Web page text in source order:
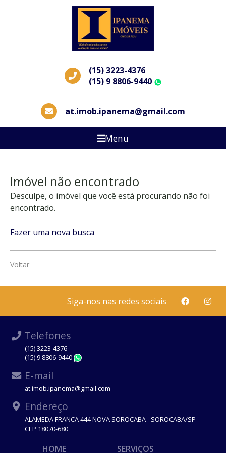
(15) 3223-4376
(15) 9 8806-9440
at.imob.ipanema@gmail.com
Menu
Imóvel não encontrado
Desculpe, o imóvel que você está procurando não foi
encontrado.
Fazer uma nova busca
Voltar
Siga-nos nas redes sociais
Telefones
(15) 3223-4376
(15) 9 8806-9440
E-mail
at.imob.ipanema@gmail.com
Endereço
ALAMEDA FRANCA 444 NOVA SOROCABA - SOROCABA/SP
CEP 18070-680
HOME SERVIÇOS